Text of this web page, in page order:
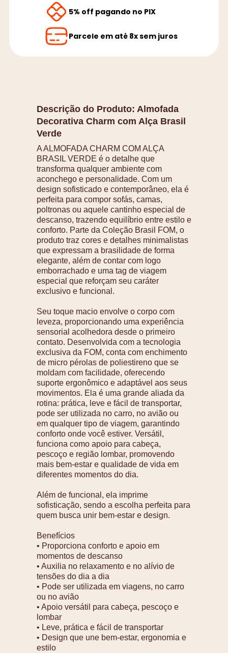
5% off pagando no PIX
Parcele em até 8x sem juros
Descrição do Produto: Almofada
Decorativa Charm com Alça Brasil
Verde
A ALMOFADA CHARM COM ALÇA
BRASIL VERDE é o detalhe que
transforma qualquer ambiente com
aconchego e personalidade. Com um
design sofisticado e contemporâneo, ela é
perfeita para compor sofás, camas,
poltronas ou aquele cantinho especial de
descanso, trazendo equilíbrio entre estilo e
conforto. Parte da Coleção Brasil FOM, o
produto traz cores e detalhes minimalistas
que expressam a brasilidade de forma
elegante, além de contar com logo
emborrachado e uma tag de viagem
especial que reforçam seu caráter
exclusivo e funcional.
Seu toque macio envolve o corpo com
leveza, proporcionando uma experiência
sensorial acolhedora desde o primeiro
contato. Desenvolvida com a tecnologia
exclusiva da FOM, conta com enchimento
de micro pérolas de poliestireno que se
moldam com facilidade, oferecendo
suporte ergonômico e adaptável aos seus
movimentos. Ela é uma grande aliada da
rotina: prática, leve e fácil de transportar,
pode ser utilizada no carro, no avião ou
em qualquer tipo de viagem, garantindo
conforto onde você estiver. Versátil,
funciona como apoio para cabeça,
pescoço e região lombar, promovendo
mais bem-estar e qualidade de vida em
diferentes momentos do dia.
Além de funcional, ela imprime
sofisticação, sendo a escolha perfeita para
quem busca unir bem-estar e design.
Benefícios
• Proporciona conforto e apoio em
momentos de descanso
• Auxilia no relaxamento e no alívio de
tensões do dia a dia
• Pode ser utilizada em viagens, no carro
ou no avião
• Apoio versátil para cabeça, pescoço e
lombar
• Leve, prática e fácil de transportar
• Design que une bem-estar, ergonomia e
estilo